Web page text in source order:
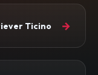
Ticino →